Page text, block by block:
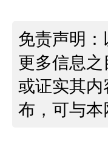
免责声明
更多信息
或证实其
布，可与